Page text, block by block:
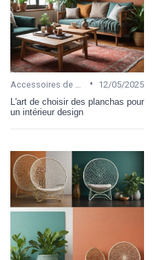
•
12/05/2025
L'art de choisir des planchas pour
un intérieur design